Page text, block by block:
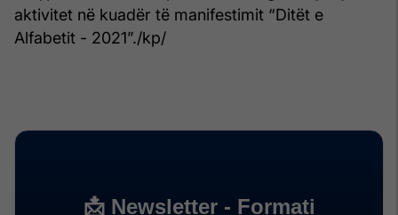
aktivitet në kuadër të manifestimit “Ditët e
Alfabetit - 2021”./kp/